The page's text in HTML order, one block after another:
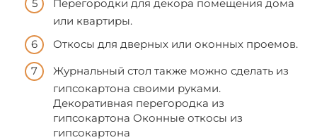
Перегородки для декора помещения дома
или квартиры.
Откосы для дверных или оконных проемов.
Журнальный стол также можно сделать из
гипсокартона своими руками.
Декоративная перегородка из
гипсокартона Оконные откосы из
гипсокартона